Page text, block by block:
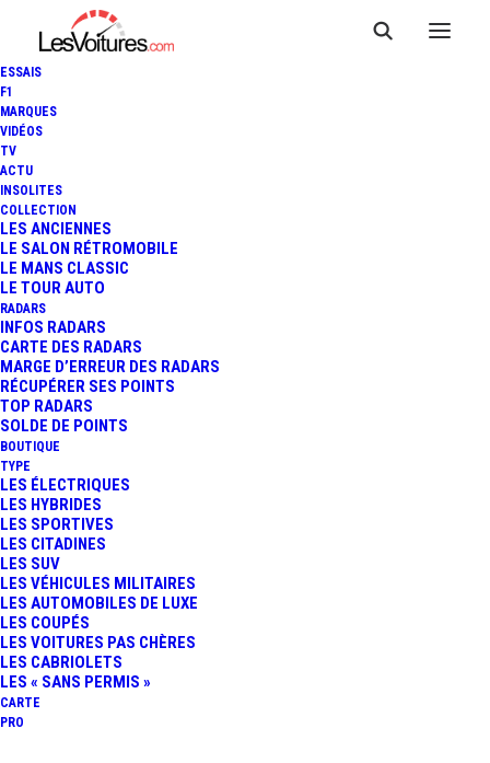
ESSAIS
F1
MARQUES
VIDÉOS
TV
ACTU
INSOLITES
COLLECTION
LES ANCIENNES
LE SALON RÉTROMOBILE
LE MANS CLASSIC
LE TOUR AUTO
RADARS
INFOS RADARS
CARTE DES RADARS
MARGE D’ERREUR DES RADARS
RÉCUPÉRER SES POINTS
TOP RADARS
SOLDE DE POINTS
BOUTIQUE
TYPE
LES ÉLECTRIQUES
LES HYBRIDES
LES SPORTIVES
LES CITADINES
LES SUV
LES VÉHICULES MILITAIRES
LES AUTOMOBILES DE LUXE
LES COUPÉS
LES VOITURES PAS CHÈRES
LES CABRIOLETS
LES « SANS PERMIS »
CARTE
PRO
30 juin 2013
PIKES PEAK : LOEB
EXPLOSE LE RECORD
DE LA MONTAGNE !